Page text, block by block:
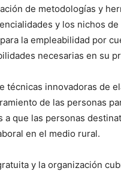
de metodologías y
y los nichos
la empleabilidad por
necesarias en su
técnicas innovadoras de
de las personas
a que las personas
en el medio rural.
y la organización